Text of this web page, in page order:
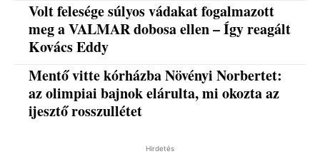
Volt felesége súlyos vádakat fogalmazott
meg a VALMAR dobosa ellen – Így reagált
Kovács Eddy
Mentő vitte kórházba Növényi Norbertet:
az olimpiai bajnok elárulta, mi okozta az
ijesztő rosszullétet
Hirdetés